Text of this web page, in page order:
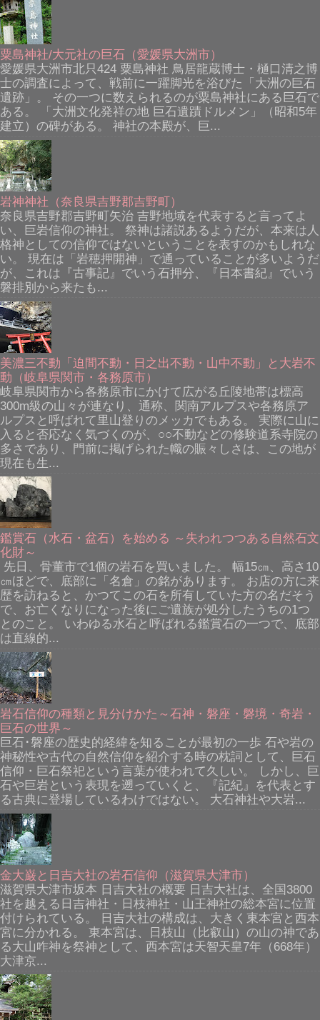
粟島神社/大元社の巨石（愛媛県大洲市）
愛媛県大洲市北只424 粟島神社 鳥居龍蔵博士・樋口清之博
士の調査によって、戦前に一躍脚光を浴びた「大洲の巨石
遺跡」。 その一つに数えられるのが粟島神社にある巨石で
ある。 「大洲文化発祥の地 巨石遺蹟ドルメン」（昭和5年
建立）の碑がある。 神社の本殿が、巨...
岩神神社（奈良県吉野郡吉野町）
奈良県吉野郡吉野町矢治 吉野地域を代表すると言ってよ
い、巨岩信仰の神社。 祭神は諸説あるようだが、本来は人
格神としての信仰ではないということを表すのかもしれな
い。 現在は「岩穂押開神」で通っていることが多いようだ
が、これは『古事記』でいう石押分、『日本書紀』でいう
磐排別から来たも...
美濃三不動「迫間不動・日之出不動・山中不動」と大岩不
動（岐阜県関市・各務原市）
岐阜県関市から各務原市にかけて広がる丘陵地帯は標高
300m級の山々が連なり、通称、関南アルプスや各務原ア
ルプスと呼ばれて里山登りのメッカでもある。 実際に山に
入ると否応なく気づくのが、○○不動などの修験道系寺院の
多さであり、門前に掲げられた幟の賑々しさは、この地が
現在も生...
鑑賞石（水石・盆石）を始める ～失われつつある自然石文
化財～
先日、骨董市で1個の岩石を買いました。 幅15㎝、高さ10
㎝ほどで、底部に「名倉」の銘があります。 お店の方に来
歴を訪ねると、かつてこの石を所有していた方の名だそう
で、お亡くなりになった後にご遺族が処分したうちの1つ
とのこと。 いわゆる水石と呼ばれる鑑賞石の一つで、底部
は直線的...
岩石信仰の種類と見分けかた～石神・磐座・磐境・奇岩・
巨石の世界～
巨石･磐座の歴史的経緯を知ることが最初の一歩 石や岩の
神秘性や古代の自然信仰を紹介する時の枕詞として、巨石
信仰・巨石祭祀という言葉が使われて久しい。 しかし、巨
石や巨岩という表現を遡っていくと、『記紀』を代表とす
る古典に登場しているわけではない。 大石神社や大岩...
金大巌と日吉大社の岩石信仰（滋賀県大津市）
滋賀県大津市坂本 日吉大社の概要 日吉大社は、全国3800
社を越える日吉神社・日枝神社・山王神社の総本宮に位置
付けられている。 日吉大社の構成は、大きく東本宮と西本
宮に分かれる。 東本宮は、日枝山（比叡山）の山の神であ
る大山咋神を祭神として、西本宮は天智天皇7年（668年）
大津京...